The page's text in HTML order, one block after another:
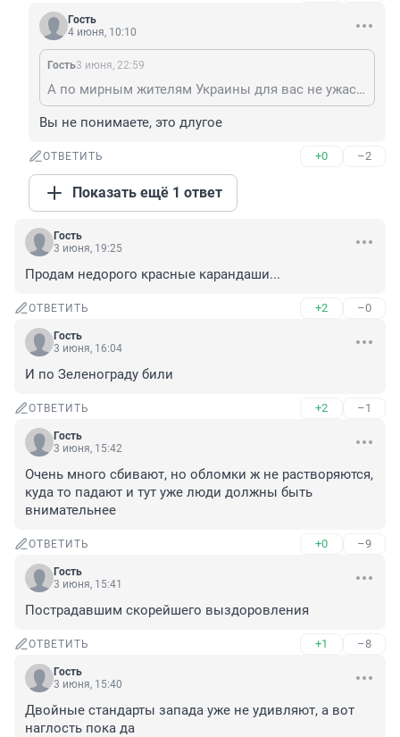
Гость
4 июня, 10:10
Гость3 июня, 22:59
А по мирным жителям Украины для вас не ужасно ?
Вы не понимаете, это длугое
ОТВЕТИТЬ +0 –2
Показать ещё 1 ответ
Гость
3 июня, 19:25
Продам недорого красные карандаши...
ОТВЕТИТЬ +2 –0
Гость
3 июня, 16:04
И по Зеленограду били
ОТВЕТИТЬ +2 –1
Гость
3 июня, 15:42
Очень много сбивают, но обломки ж не растворяются,
куда то падают и тут уже люди должны быть
внимательнее
ОТВЕТИТЬ +0 –9
Гость
3 июня, 15:41
Пострадавшим скорейшего выздоровления
ОТВЕТИТЬ +1 –8
Гость
3 июня, 15:40
Двойные стандарты запада уже не удивляют, а вот
наглость пока да